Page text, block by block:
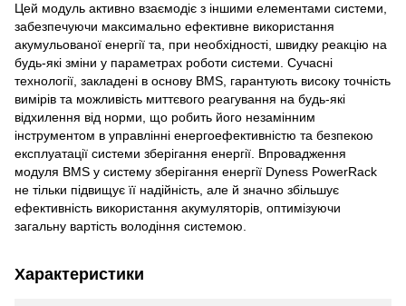
Цей модуль активно взаємодіє з іншими елементами системи,
забезпечуючи максимально ефективне використання
акумульованої енергії та, при необхідності, швидку реакцію на
будь-які зміни у параметрах роботи системи. Сучасні
технології, закладені в основу BMS, гарантують високу точність
вимірів та можливість миттєвого реагування на будь-які
відхилення від норми, що робить його незамінним
інструментом в управлінні енергоефективністю та безпекою
експлуатації системи зберігання енергії. Впровадження
модуля BMS у систему зберігання енергії Dyness PowerRack
не тільки підвищує її надійність, але й значно збільшує
ефективність використання акумуляторів, оптимізуючи
загальну вартість володіння системою.
Характеристики